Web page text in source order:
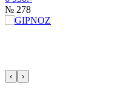
№ 278
‹ ›